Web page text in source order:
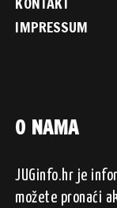
IMPRESSUM
O NAMA
JUGinfo.hr je
možete pronaći